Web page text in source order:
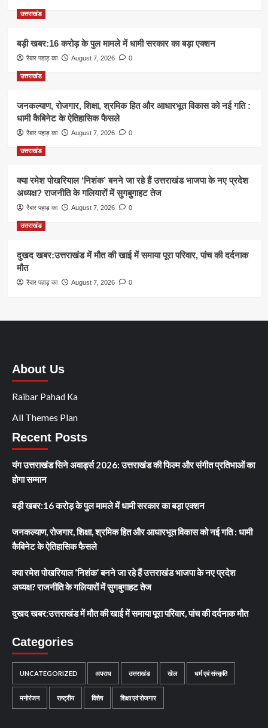
उत्तराखंड
बड़ी खबर:16 करोड़ के पुल मामले में धामी सरकार का बड़ा एक्शन
रैबार पहाड़ का August 7, 2026 0
उत्तराखंड
जनकल्याण, रोजगार, शिक्षा, श्रमिक हित और आधारभूत विकास को नई गति :
धामी कैबिनेट के ऐतिहासिक फैसले
रैबार पहाड़ का August 7, 2026 0
उत्तराखंड
क्या रमेश पोखरियाल ‘निशंक’ बनने जा रहे हैं उत्तराखंड भाजपा के नए प्रदेश
अध्यक्ष? राजनीति के गलियारों में सुगबुगाहट तेज
रैबार पहाड़ का August 7, 2026 0
उत्तराखंड
दुखद खबर:उत्तराखंड में मौत की खाई में समाया पूरा परिवार, पांच की दर्दनाक
मौत
रैबार पहाड़ का August 7, 2026 0
About Us
Raibar Pahad Ka
All Themes Plan
Recent Posts
यंग उत्तराखंड सिने अवार्ड्स 2026: उत्तराखंड की फिल्म और संगीत प्रतिभाओं का
होगा सम्मान
बड़ी खबर:16 करोड़ के पुल मामले में धामी सरकार का बड़ा एक्शन
जनकल्याण, रोजगार, शिक्षा, श्रमिक हित और आधारभूत विकास को नई गति : धामी
कैबिनेट के ऐतिहासिक फैसले
क्या रमेश पोखरियाल ‘निशंक’ बनने जा रहे हैं उत्तराखंड भाजपा के नए प्रदेश
अध्यक्ष? राजनीति के गलियारों में सुगबुगाहट तेज
दुखद खबर:उत्तराखंड में मौत की खाई में समाया पूरा परिवार, पांच की दर्दनाक मौत
Categories
UNCATEGORIZED अपराध उत्तराखंड खेल धर्म एवं संस्कृति
मनोरंजन राष्ट्रीय विशेष शिक्षा एवं रोजगार